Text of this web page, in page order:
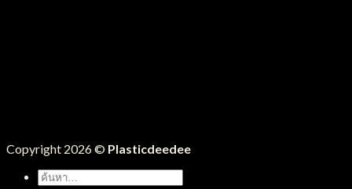
Copyright 2026 © Plasticdeedee
ค้นหา: